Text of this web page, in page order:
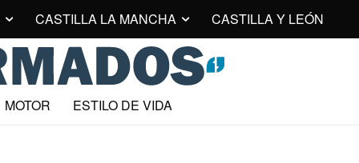
CASTILLA LA MANCHA CASTILLA Y LEÓN
MOTOR ESTILO DE VIDA